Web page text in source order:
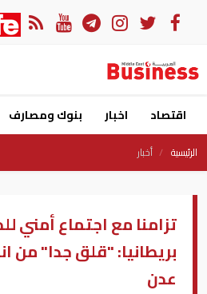
اقتصاد اخبار بنوك ومصارف
الرئيسية أخبار
تزامنا مع اجتماع أمني
بريطانيا: "قلق جدا" من
عدن